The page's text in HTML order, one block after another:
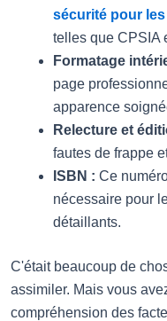
sécurité pour
telles que CPSIA
Formatage
page
apparence
Relecture et
fautes de frappe
ISBN : Ce
nécessaire pour
détaillants.
C'était beaucoup de
assimiler. Mais vous
compréhension des